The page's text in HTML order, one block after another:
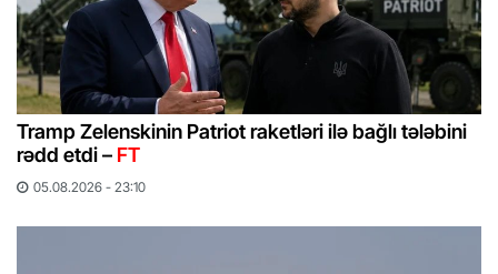
Tramp Zelenskinin Patriot raketləri ilə bağlı tələbini
rədd etdi – FT
05.08.2026 - 23:10